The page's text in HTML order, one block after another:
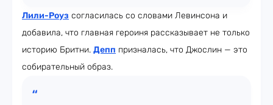
Лили-Роуз согласилась со словами Левинсона и
добавила, что главная героиня рассказывает не только
историю Бритни. Депп призналась, что Джослин — это
собирательный образ.